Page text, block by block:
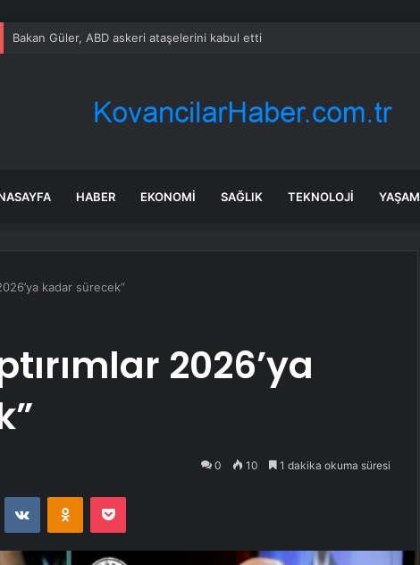
Lübnan ordusu İsrail çekilmesi sonrası konuşlandı
HABER EKONOMI SAĞLIK TEKNOLOJI YAŞAM
kadar sürecek”
2026’ya
0 10 1 dakika okuma süresi
VKontakteOdnoklassniki
Pocket